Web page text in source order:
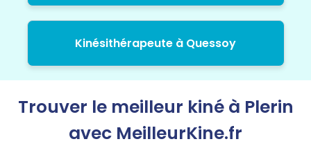
Kinésithérapeute à Quessoy
Trouver le meilleur kiné à Plerin
avec MeilleurKine.fr